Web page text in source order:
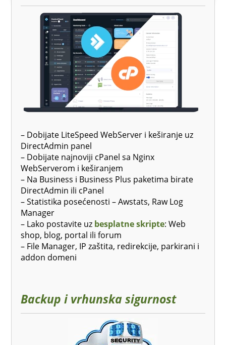
– Dobijate LiteSpeed WebServer i keširanje uz
DirectAdmin panel
– Dobijate najnoviji cPanel sa Nginx
WebServerom i keširanjem
– Na Business i Business Plus paketima birate
DirectAdmin ili cPanel
– Statistika posećenosti – Awstats, Raw Log
Manager
– Lako postavite uz besplatne skripte: Web
shop, blog, portal ili forum
– File Manager, IP zaštita, redirekcije, parkirani i
addon domeni
Backup i vrhunska sigurnost